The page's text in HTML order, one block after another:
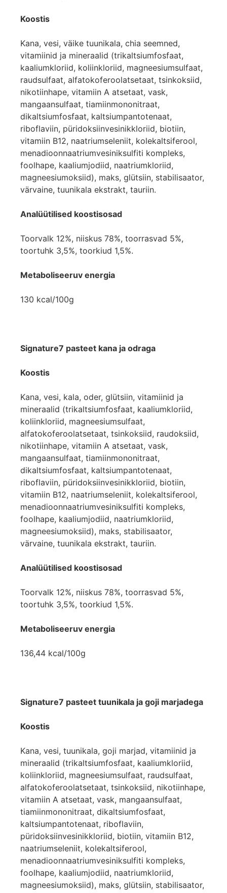
Koostis
Kana, vesi, väike tuunikala, chia seemned,
vitamiinid ja mineraalid (trikaltsiumfosfaat,
kaaliumkloriid, koliinkloriid, magneesiumsulfaat,
raudsulfaat, alfatokoferoolatsetaat, tsinkoksiid,
nikotiinhape, vitamiin A atsetaat, vask,
mangaansulfaat, tiamiinmononitraat,
dikaltsiumfosfaat, kaltsiumpantotenaat,
riboflaviin, püridoksiinvesinikkloriid, biotiin,
vitamiin B12, naatriumseleniit, kolekaltsiferool,
menadioonnaatriumvesiniksulfiti kompleks,
foolhape, kaaliumjodiid, naatriumkloriid,
magneesiumoksiid), maks, glütsiin, stabilisaator,
värvaine, tuunikala ekstrakt, tauriin.
Analüütilised koostisosad
Toorvalk 12%, niiskus 78%, toorrasvad 5%,
toortuhk 3,5%, toorkiud 1,5%.
Metaboliseeruv energia
130 kcal/100g
Signature7 pasteet kana ja odraga
Koostis
Kana, vesi, kala, oder, glütsiin, vitamiinid ja
mineraalid (trikaltsiumfosfaat, kaaliumkloriid,
koliinkloriid, magneesiumsulfaat,
alfatokoferoolatsetaat, tsinkoksiid, raudoksiid,
nikotiinhape, vitamiin A atsetaat, vask,
mangaansulfaat, tiamiinmononitraat,
dikaltsiumfosfaat, kaltsiumpantotenaat,
riboflaviin, püridoksiinvesinikkloriid, biotiin,
vitamiin B12, naatriumseleniit, kolekaltsiferool,
menadioonnaatriumvesiniksulfiti kompleks,
foolhape, kaaliumjodiid, naatriumkloriid,
magneesiumoksiid), maks, stabilisaator,
värvaine, tuunikala ekstrakt, tauriin.
Analüütilised koostisosad
Toorvalk 12%, niiskus 78%, toorrasvad 5%,
toortuhk 3,5%, toorkiud 1,5%.
Metaboliseeruv energia
136,44 kcal/100g
Signature7 pasteet tuunikala ja goji marjadega
Koostis
Kana, vesi, tuunikala, goji marjad, vitamiinid ja
mineraalid (trikaltsiumfosfaat, kaaliumkloriid,
koliinkloriid, magneesiumsulfaat, raudsulfaat,
alfatokoferoolatsetaat, tsinkoksiid, nikotiinhape,
vitamiin A atsetaat, vask, mangaansulfaat,
tiamiinmononitraat, dikaltsiumfosfaat,
kaltsiumpantotenaat, riboflaviin,
püridoksiinvesinikkloriid, biotiin, vitamiin B12,
naatriumseleniit, kolekaltsiferool,
menadioonnaatriumvesiniksulfiti kompleks,
foolhape, kaaliumjodiid, naatriumkloriid,
magneesiumoksiid), maks, glütsiin, stabilisaator,